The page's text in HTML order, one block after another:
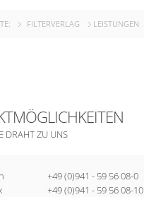
FILTERVERLAG LEISTUNGEN
DRAHT ZU UNS
+49 (0)941 - 59 56 08-0
+49 (0)941 - 59 56 08-10